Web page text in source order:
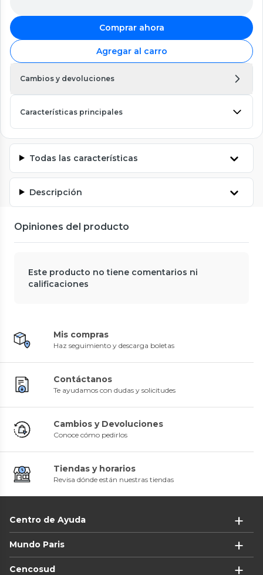
Comprar ahora
Agregar al carro
Cambios y devoluciones
Características principales
Todas las características
Descripción
Opiniones del producto
Este producto no tiene comentarios ni
calificaciones
Mis compras
Haz seguimiento y descarga boletas
Contáctanos
Te ayudamos con dudas y solicitudes
Cambios y Devoluciones
Conoce cómo pedirlos
Tiendas y horarios
Revisa dónde están nuestras tiendas
Centro de Ayuda
Mundo Paris
Cencosud